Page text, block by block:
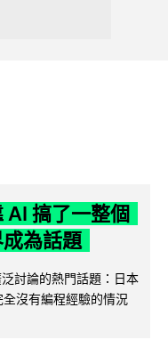
AI 搞了一整個
為話題
討論的熱門話題：日本
沒有編程經驗的情況